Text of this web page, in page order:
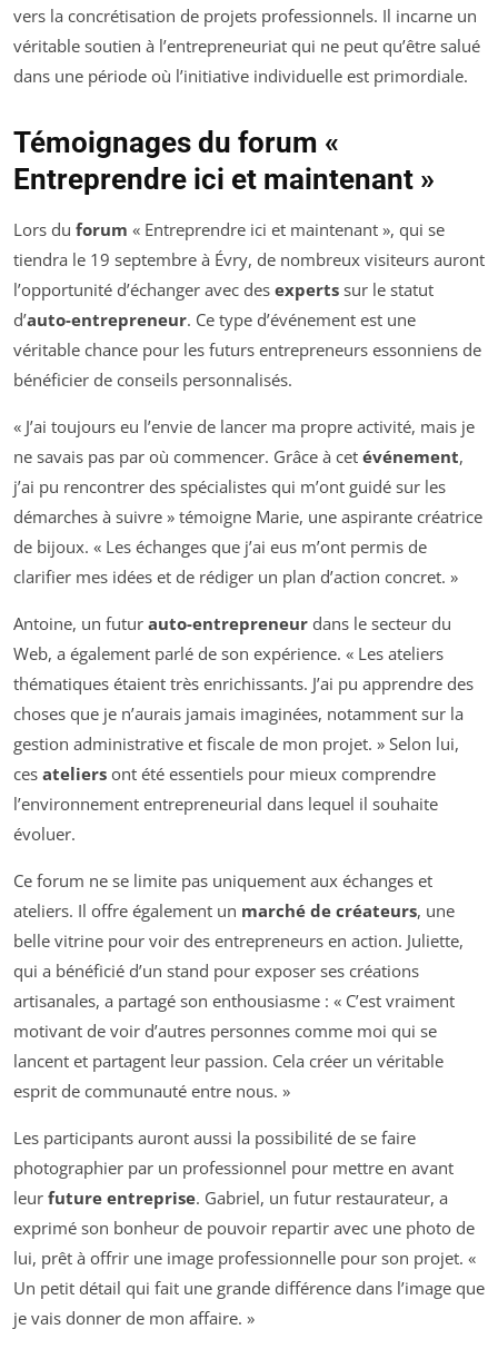
vers la concrétisation de projets professionnels. Il incarne un
véritable soutien à l’entrepreneuriat qui ne peut qu’être salué
dans une période où l’initiative individuelle est primordiale.
Témoignages du forum «
Entreprendre ici et maintenant »
Lors du forum « Entreprendre ici et maintenant », qui se
tiendra le 19 septembre à Évry, de nombreux visiteurs auront
l’opportunité d’échanger avec des experts sur le statut
d’auto-entrepreneur. Ce type d’événement est une
véritable chance pour les futurs entrepreneurs essonniens de
bénéficier de conseils personnalisés.
« J’ai toujours eu l’envie de lancer ma propre activité, mais je
ne savais pas par où commencer. Grâce à cet événement,
j’ai pu rencontrer des spécialistes qui m’ont guidé sur les
démarches à suivre » témoigne Marie, une aspirante créatrice
de bijoux. « Les échanges que j’ai eus m’ont permis de
clarifier mes idées et de rédiger un plan d’action concret. »
Antoine, un futur auto-entrepreneur dans le secteur du
Web, a également parlé de son expérience. « Les ateliers
thématiques étaient très enrichissants. J’ai pu apprendre des
choses que je n’aurais jamais imaginées, notamment sur la
gestion administrative et fiscale de mon projet. » Selon lui,
ces ateliers ont été essentiels pour mieux comprendre
l’environnement entrepreneurial dans lequel il souhaite
évoluer.
Ce forum ne se limite pas uniquement aux échanges et
ateliers. Il offre également un marché de créateurs, une
belle vitrine pour voir des entrepreneurs en action. Juliette,
qui a bénéficié d’un stand pour exposer ses créations
artisanales, a partagé son enthousiasme : « C’est vraiment
motivant de voir d’autres personnes comme moi qui se
lancent et partagent leur passion. Cela créer un véritable
esprit de communauté entre nous. »
Les participants auront aussi la possibilité de se faire
photographier par un professionnel pour mettre en avant
leur future entreprise. Gabriel, un futur restaurateur, a
exprimé son bonheur de pouvoir repartir avec une photo de
lui, prêt à offrir une image professionnelle pour son projet. «
Un petit détail qui fait une grande différence dans l’image que
je vais donner de mon affaire. »